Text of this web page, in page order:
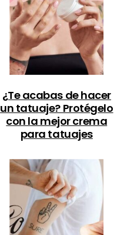
¿Te acabas de hacer
un tatuaje? Protégelo
con la mejor crema
para tatuajes